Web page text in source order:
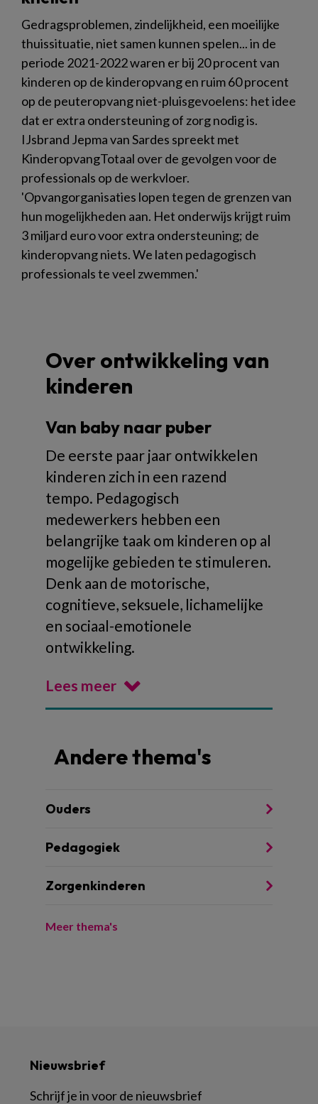
Gedragsproblemen, zindelijkheid, een moeilijke
thuissituatie, niet samen kunnen spelen... in de
periode 2021-2022 waren er bij 20 procent van
kinderen op de kinderopvang en ruim 60 procent
op de peuteropvang niet-pluisgevoelens: het idee
dat er extra ondersteuning of zorg nodig is.
IJsbrand Jepma van Sardes spreekt met
KinderopvangTotaal over de gevolgen voor de
professionals op de werkvloer.
'Opvangorganisaties lopen tegen de grenzen van
hun mogelijkheden aan. Het onderwijs krijgt ruim
3 miljard euro voor extra ondersteuning; de
kinderopvang niets. We laten pedagogisch
professionals te veel zwemmen.'
Over ontwikkeling van
kinderen
Van baby naar puber
De eerste paar jaar ontwikkelen
kinderen zich in een razend
tempo. Pedagogisch
medewerkers hebben een
belangrijke taak om kinderen op al
mogelijke gebieden te stimuleren.
Denk aan de motorische,
cognitieve, seksuele, lichamelijke
en sociaal-emotionele
ontwikkeling.
Lees meer
Andere thema's
Ouders
Pedagogiek
Zorgenkinderen
Meer thema's
Nieuwsbrief
Schrijf je in voor de nieuwsbrief